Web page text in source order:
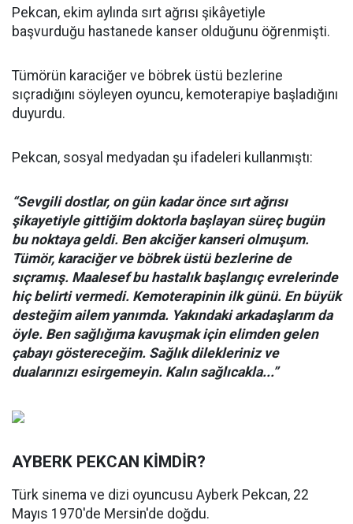
Pekcan, ekim aylında sırt ağrısı şikâyetiyle
başvurduğu hastanede kanser olduğunu öğrenmişti.
Tümörün karaciğer ve böbrek üstü bezlerine
sıçradığını söyleyen oyuncu, kemoterapiye başladığını
duyurdu.
Pekcan, sosyal medyadan şu ifadeleri kullanmıştı:
“Sevgili dostlar, on gün kadar önce sırt ağrısı
şikayetiyle gittiğim doktorla başlayan süreç bugün
bu noktaya geldi. Ben akciğer kanseri olmuşum.
Tümör, karaciğer ve böbrek üstü bezlerine de
sıçramış. Maalesef bu hastalık başlangıç evrelerinde
hiç belirti vermedi. Kemoterapinin ilk günü. En büyük
desteğim ailem yanımda. Yakındaki arkadaşlarım da
öyle. Ben sağlığıma kavuşmak için elimden gelen
çabayı göstereceğim. Sağlık dilekleriniz ve
dualarınızı esirgemeyin. Kalın sağlıcakla...”
AYBERK PEKCAN KİMDİR?
Türk sinema ve dizi oyuncusu Ayberk Pekcan, 22
Mayıs 1970'de Mersin'de doğdu.